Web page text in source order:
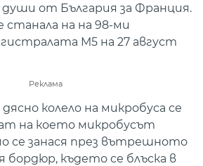
от България за Франция.
на на 98-ми
М5 на 27 август
Реклама
колело на микробуса се
на което микробусът
се занася през вътрешното
бордюр, където се блъска в